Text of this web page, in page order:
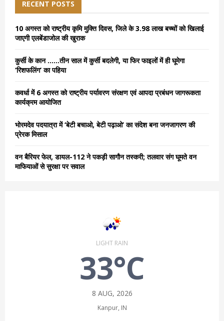
f
o
r
RECENT POSTS
10 अगस्त को राष्ट्रीय कृमि मुक्ति दिवस, जिले के 3.98 लाख बच्चों को खिलाई
जाएगी एलबेंडाजोल की खुराक
कुर्सी के कान ……तीन साल में कुर्सी बदलेगी, या फिर फाइलों में ही घूमेगा
‘रिशफलिंग’ का पहिया
कवर्धा में 6 अगस्त को राष्ट्रीय पर्यावरण संरक्षण एवं आपदा प्रबंधन जागरूकता
कार्यक्रम आयोजित
भोरमदेव पदयात्रा में ‘बेटी बचाओ, बेटी पढ़ाओ’ का संदेश बना जनजागरण की
प्रेरक मिसाल
वन बैरियर फेल, डायल-112 ने पकड़ी सागौन तस्करी; तलवार संग घूमते वन
माफियाओं से सुरक्षा पर सवाल
LIGHT RAIN
33°C
8 AUG, 2026
Kanpur, IN